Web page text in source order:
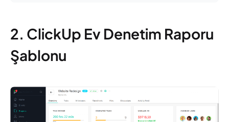
2. ClickUp Ev Denetim Raporu
Şablonu